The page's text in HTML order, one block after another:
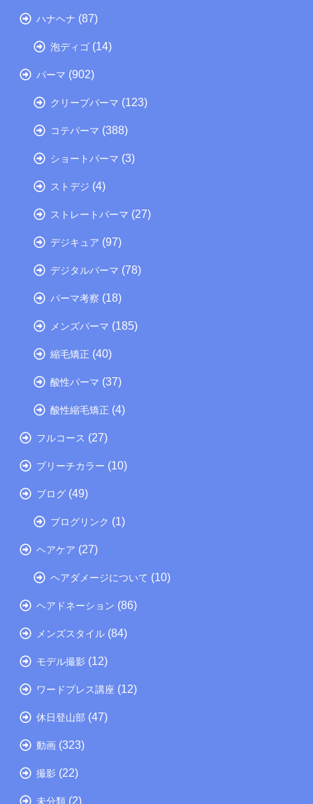
ハナヘナ (87)
泡ディゴ (14)
パーマ (902)
クリープパーマ (123)
コテパーマ (388)
ショートパーマ (3)
ストデジ (4)
ストレートパーマ (27)
デジキュア (97)
デジタルパーマ (78)
パーマ考察 (18)
メンズパーマ (185)
縮毛矯正 (40)
酸性パーマ (37)
酸性縮毛矯正 (4)
フルコース (27)
ブリーチカラー (10)
ブログ (49)
ブログリンク (1)
ヘアケア (27)
ヘアダメージについて (10)
ヘアドネーション (86)
メンズスタイル (84)
モデル撮影 (12)
ワードプレス講座 (12)
休日登山部 (47)
動画 (323)
撮影 (22)
未分類 (2)